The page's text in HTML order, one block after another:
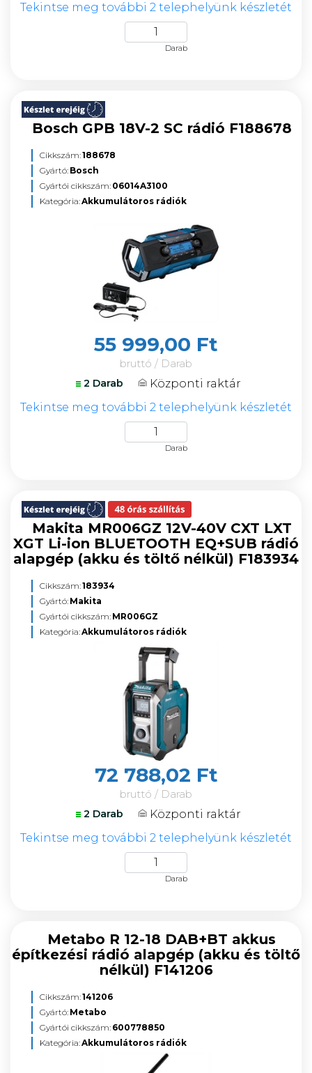
Tekintse meg további 2 telephelyünk készletét
Darab
Bosch GPB 18V-2 SC rádió F188678
Cikkszám:188678
Gyártó: Bosch
Gyártói cikkszám: 06014A3100
Kategória:Akkumulátoros rádiók
55 999,00 Ft
bruttó / Darab
2 Darab
Központi raktár
Tekintse meg további 2 telephelyünk készletét
Darab
Makita MR006GZ 12V-40V CXT LXT
XGT Li-ion BLUETOOTH EQ+SUB rádió
alapgép (akku és töltő nélkül) F183934
Cikkszám:183934
Gyártó: Makita
Gyártói cikkszám: MR006GZ
Kategória:Akkumulátoros rádiók
72 788,02 Ft
bruttó / Darab
2 Darab
Központi raktár
Tekintse meg további 2 telephelyünk készletét
Darab
Metabo R 12-18 DAB+BT akkus
építkezési rádió alapgép (akku és töltő
nélkül) F141206
Cikkszám:141206
Gyártó: Metabo
Gyártói cikkszám: 600778850
Kategória:Akkumulátoros rádiók